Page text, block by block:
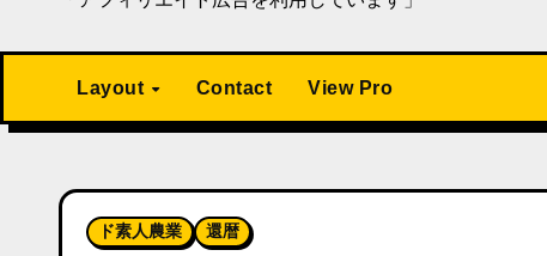
Layout Contact View Pro
ド素人農業 還暦